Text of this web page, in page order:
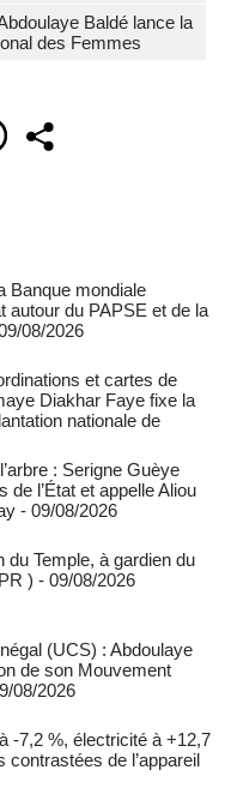
Baldé lance la
des Femmes
Banque mondiale
autour du PAPSE et de la
08/2026
et cartes de
Diakhar Faye fixe la
nationale de
: Serigne Guèye
de l’État et appelle Aliou
- 09/08/2026
du Temple, à gardien du
) - 09/08/2026
(UCS) : Abdoulaye
de son Mouvement
08/2026
-7,2 %, électricité à +12,7
de l’appareil